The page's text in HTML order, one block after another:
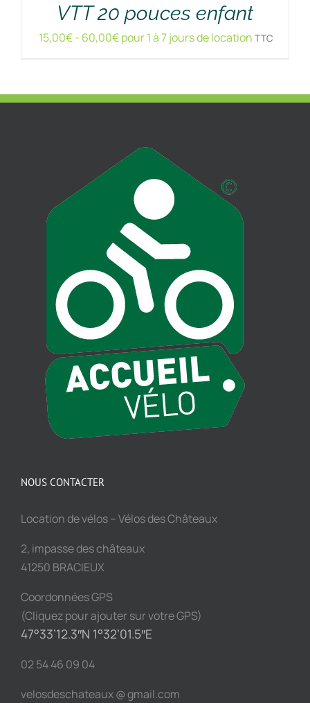
VTT 20 pouces enfant
15,00€- 60,00€pour 1 à 7 jours de location TTC
NOUS CONTACTER
Location de vélos – Vélos des Châteaux
2, impasse des châteaux
41250 BRACIEUX
Coordonnées GPS
(Cliquez pour ajouter sur votre GPS)
47°33’12.3″N 1°32’01.5″E
02 54 46 09 04
velosdeschateaux @ gmail.com